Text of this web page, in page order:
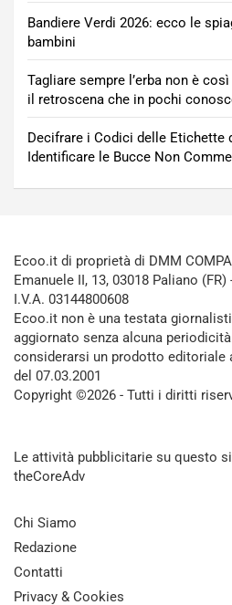
Bandiere Verdi 2026: ecco le
bambini
Tagliare sempre l’erba non è
il retroscena che in pochi
Decifrare i Codici delle Etichette
Identificare le Bucce Non
Ecoo.it di proprietà di DMM
Emanuele II, 13, 03018 Paliano
I.V.A. 03144800608
Ecoo.it non è una testata
aggiornato senza alcuna
considerarsi un prodotto editoriale
del 07.03.2001
Copyright ©2026 - Tutti i diritti
Le attività pubblicitarie su questo
theCoreAdv
Chi Siamo
Redazione
Contatti
Privacy & Cookies